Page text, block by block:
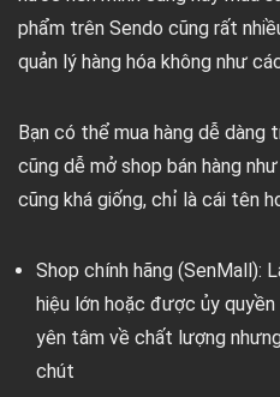
phẩm trên Sendo cũng rất
quản lý hàng hóa không như
Bạn có thể mua hàng dễ dàng
cũng dễ mở shop bán hàng
cũng khá giống, chỉ là cái tên
Shop chính hãng (SenMall):
hiệu lớn hoặc được ủy
yên tâm về chất lượng
chút